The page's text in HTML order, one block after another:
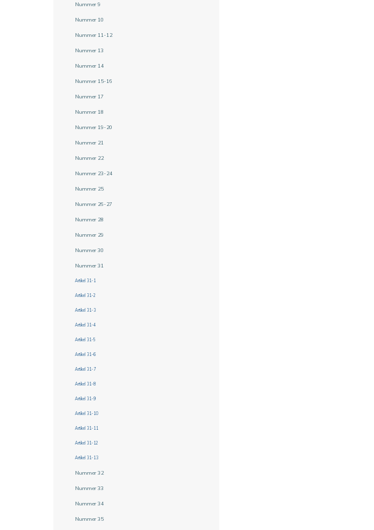
Nummer 9
Nummer 10
Nummer 11-12
Nummer 13
Nummer 14
Nummer 15-16
Nummer 17
Nummer 18
Nummer 19-20
Nummer 21
Nummer 22
Nummer 23-24
Nummer 25
Nummer 26-27
Nummer 28
Nummer 29
Nummer 30
Nummer 31
Artikel 31-1
Artikel 31-2
Artikel 31-3
Artikel 31-4
Artikel 31-5
Artikel 31-6
Artikel 31-7
Artikel 31-8
Artikel 31-9
Artikel 31-10
Artikel 31-11
Artikel 31-12
Artikel 31-13
Nummer 32
Nummer 33
Nummer 34
Nummer 35